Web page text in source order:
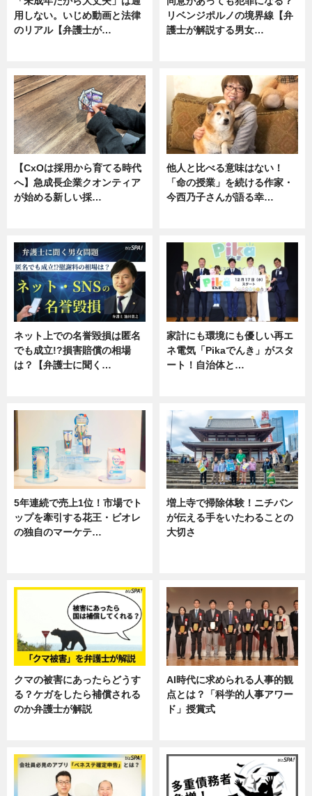
用しない。いじめ動画と法律
のリアル【弁護士が…
リベンジポルノの境界線【弁
護士が解説する男女…
【CxOは採用から育てる時代
へ】急成長企業クオンティア
が始める新しい採…
他人と比べる意味はない！
「命の授業」を続ける作家・
今西乃子さんが語る幸…
ネット上での名誉毀損は匿名
でも成立!?損害賠償の相場
は？【弁護士に聞く…
家計にも環境にも優しい再エ
ネ電気「Pikaでんき」がスタ
ート！自治体と…
5年連続で売上1位！市場でト
ップを牽引する花王・ビオレ
の独自のマーケテ…
増上寺で掃除体験！ニチバン
が伝える手をいたわることの
大切さ
クマの被害にあったらどうす
る？ケガをしたら補償される
のか弁護士が解説
AI時代に求められる人事的観
点とは？「科学的人事アワー
ド」授賞式